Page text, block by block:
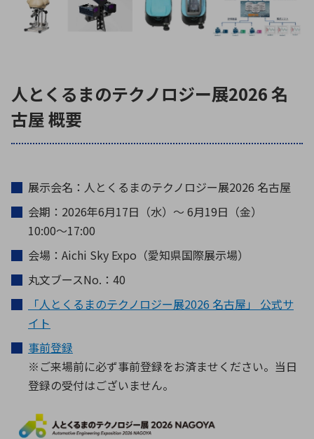
人とくるまのテクノロジー展2026 名
古屋 概要
展示会名：人とくるまのテクノロジー展2026 名古屋
会期：2026年6月17日（水）～ 6月19日（金）
10:00～17:00
会場：Aichi Sky Expo（愛知県国際展示場）
丸文ブースNo.：40
「人とくるまのテクノロジー展2026 名古屋」 公式サ
イト
事前登録
※ご来場前に必ず事前登録をお済ませください。当日
登録の受付はございません。